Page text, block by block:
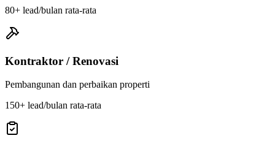
80+ lead/bulan rata-rata
Kontraktor / Renovasi
Pembangunan dan perbaikan properti
150+ lead/bulan rata-rata